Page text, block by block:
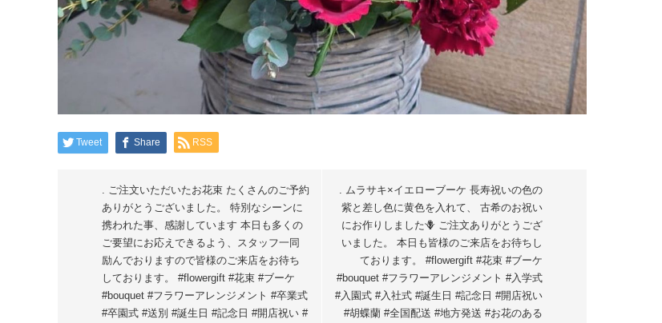
Tweet Share RSS
. ご注文いただいたお花束 たくさんのご予約
ありがとうございました。 特別なシーンに
携われた事、感謝しています 本日も多くの
ご要望にお応えできるよう、スタッフ一同
励んでおりますので皆様のご来店をお待ち
しております。 #flowergift #花束 #ブーケ
#bouquet #フラワーアレンジメント #卒業式
#卒園式 #送別 #誕生日 #記念日 #開店祝い #
. ムラサキ×イエローブーケ 長寿祝いの色の
紫と差し色に黄色を入れて、 古希のお祝い
にお作りしました🪻 ご注文ありがとうござ
いました。 本日も皆様のご来店をお待ちし
ております。 #flowergift #花束 #ブーケ
#bouquet #フラワーアレンジメント #入学式
#入園式 #入社式 #誕生日 #記念日 #開店祝い
#胡蝶蘭 #全国配送 #地方発送 #お花のある